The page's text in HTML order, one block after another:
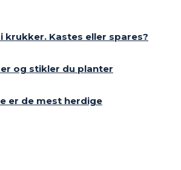
krukker. Kastes eller spares?
og stikler du planter
er de mest herdige